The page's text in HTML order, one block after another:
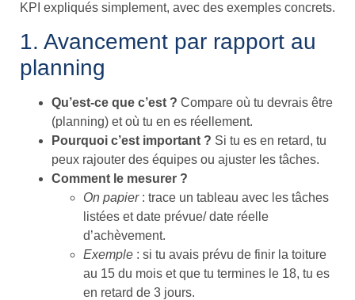
KPI expliqués simplement, avec des exemples concrets.
1. Avancement par rapport au
planning
Qu’est-ce que c’est ? Compare où tu devrais être
(planning) et où tu en es réellement.
Pourquoi c’est important ? Si tu es en retard, tu
peux rajouter des équipes ou ajuster les tâches.
Comment le mesurer ?
On papier: trace un tableau avec les tâches
listées et date prévue/ date réelle
d’achèvement.
Exemple : si tu avais prévu de finir la toiture
au 15 du mois et que tu termines le 18, tu es
en retard de 3 jours.